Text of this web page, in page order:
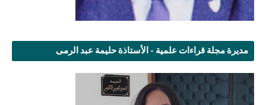
مديرة مجلة قراءات علمية - الأستاذة حليمة عبد الرمى